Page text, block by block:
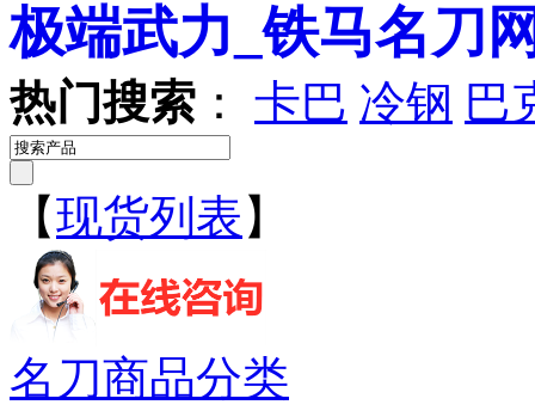
热门搜索 ： 卡巴 冷钢 巴
【现货列表 】
名刀商品分类